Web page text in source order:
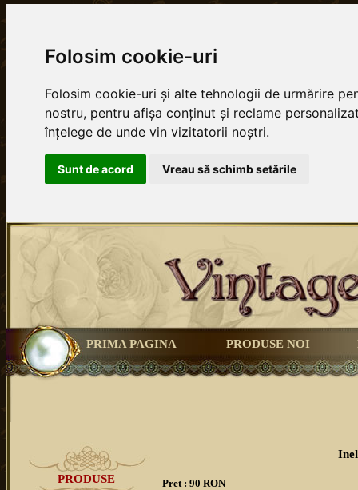
Folosim cookie-uri
Folosim cookie-uri și alte tehnologii de urmărire
nostru, pentru afișa conținut și reclame
înțelege de unde vin vizitatorii noștri.
Sunt de acord Vreau să schimb setările
PRIMA PAGINA PRODUSE NOI
PRODUSE
Pret : 90 RON